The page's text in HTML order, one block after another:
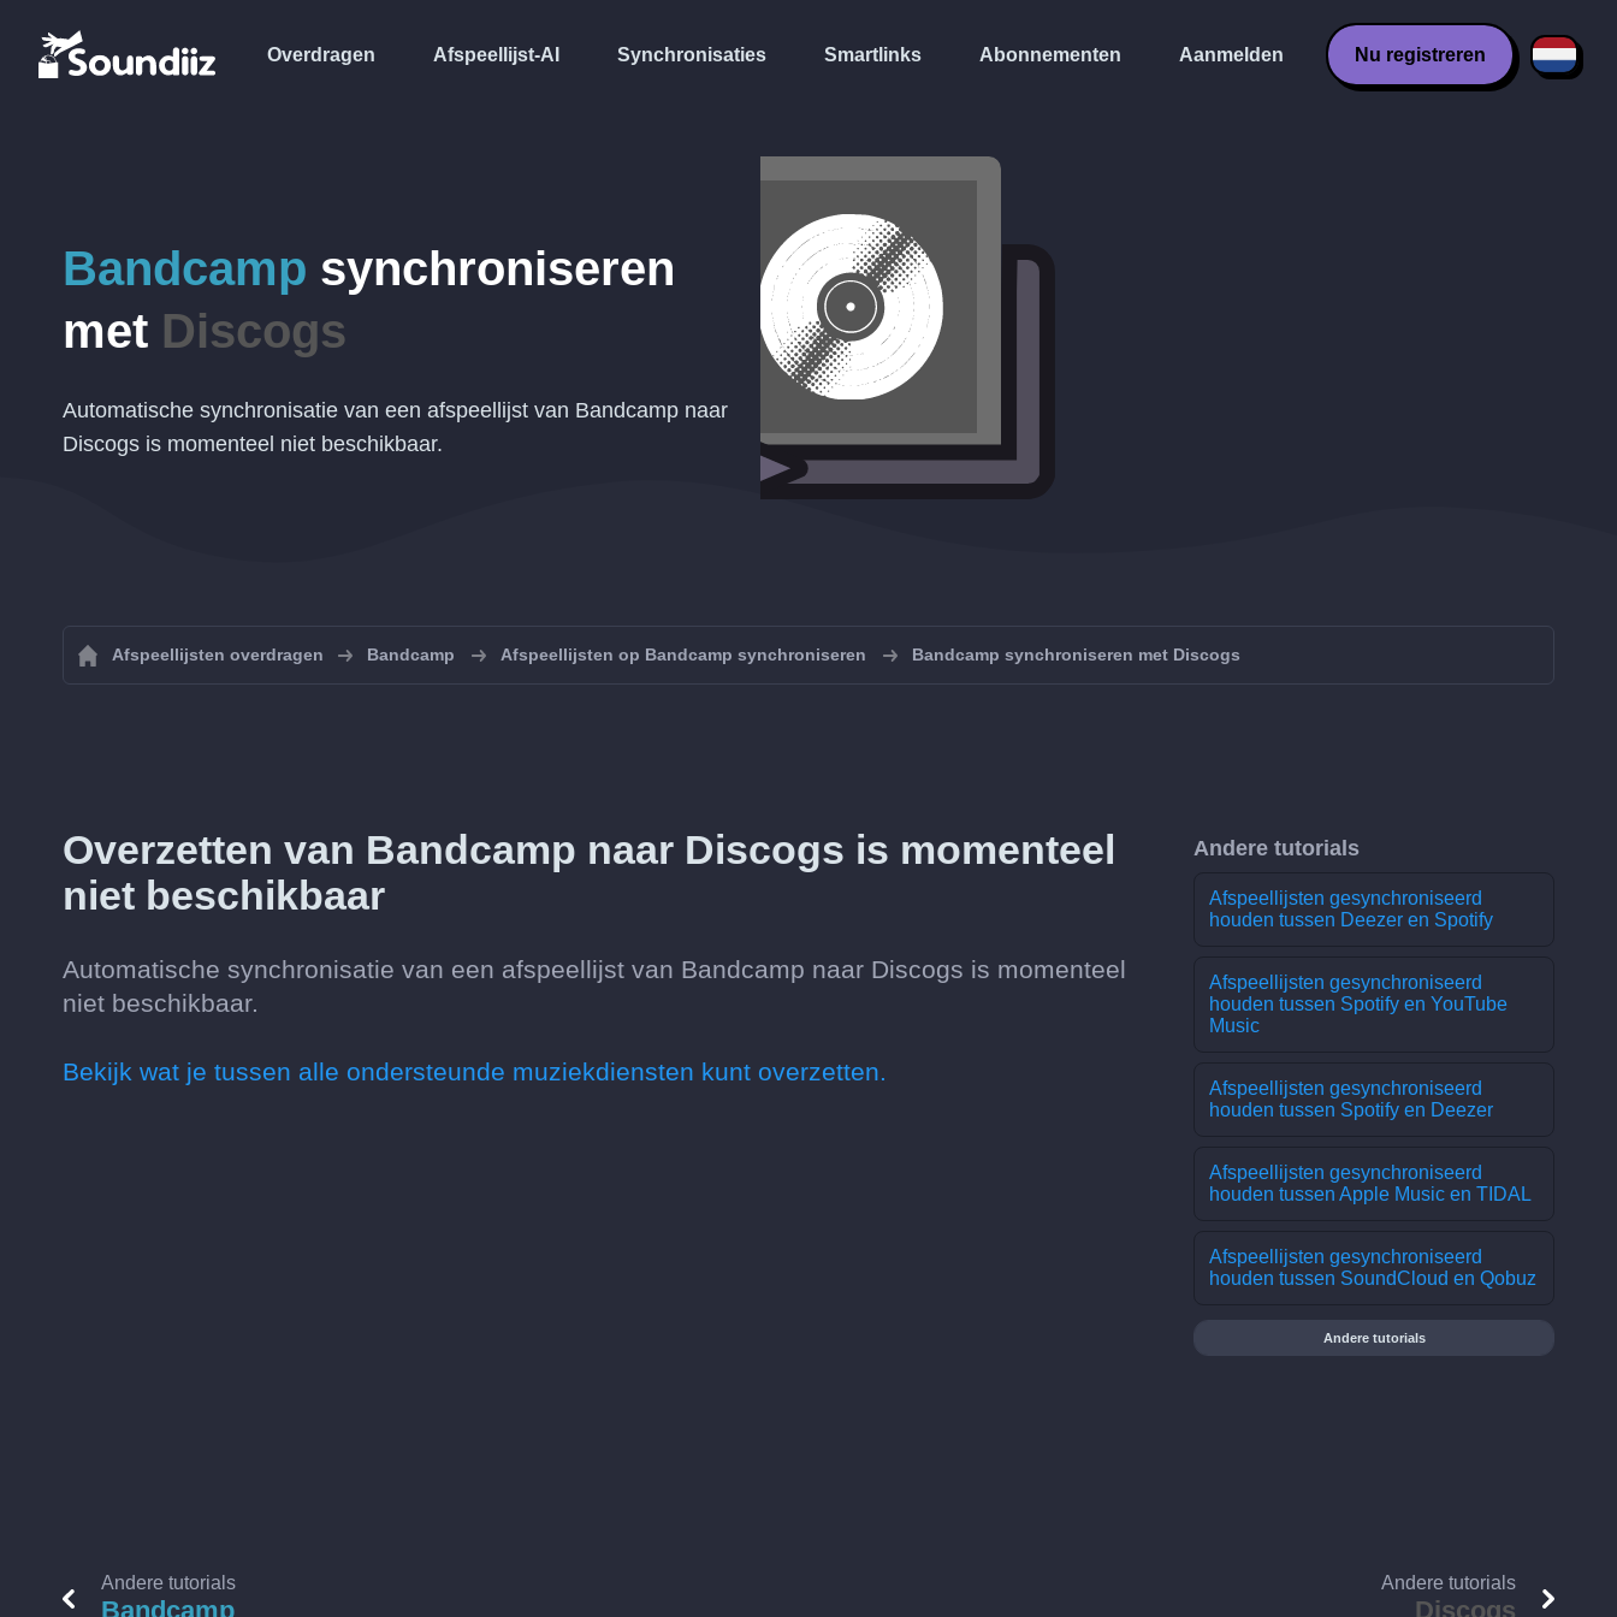
Overdragen Afspeellijst-AI Synchronisaties Smartlinks Abonnementen Aanmelden Nu registreren
Bandcamp synchroniseren
met Discogs
Automatische synchronisatie van een afspeellijst van Bandcamp naar
Discogs is momenteel niet beschikbaar.
Afspeellijsten overdragen Bandcamp Afspeellijsten op Bandcamp synchroniseren Bandcamp synchroniseren met Discogs
Overzetten van Bandcamp naar Discogs is momenteel
niet beschikbaar
Automatische synchronisatie van een afspeellijst van Bandcamp naar Discogs is momenteel
niet beschikbaar.
Bekijk wat je tussen alle ondersteunde muziekdiensten kunt overzetten.
Andere tutorials
Afspeellijsten gesynchroniseerd
houden tussen Deezer en Spotify
Afspeellijsten gesynchroniseerd
houden tussen Spotify en YouTube
Music
Afspeellijsten gesynchroniseerd
houden tussen Spotify en Deezer
Afspeellijsten gesynchroniseerd
houden tussen Apple Music en TIDAL
Afspeellijsten gesynchroniseerd
houden tussen SoundCloud en Qobuz
Andere tutorials
Andere tutorials
Bandcamp
Andere tutorials
Discogs